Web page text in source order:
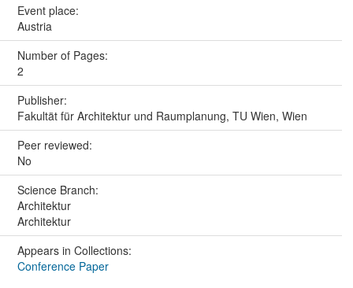
Event place:
Austria
Number of Pages:
2
Publisher:
Fakultät für Architektur und Raumplanung, TU Wien, Wien
Peer reviewed:
No
Science Branch:
Architektur
Architektur
Appears in Collections:
Conference Paper